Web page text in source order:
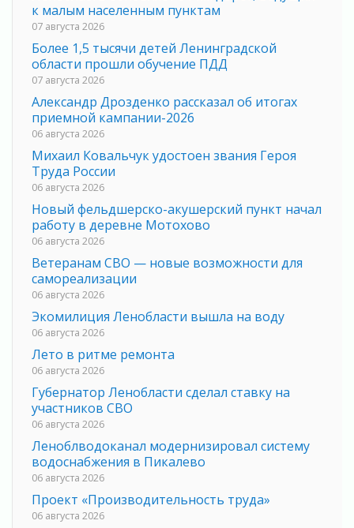
к малым населенным пунктам
07 августа 2026
Более 1,5 тысячи детей Ленинградской
области прошли обучение ПДД
07 августа 2026
Александр Дрозденко рассказал об итогах
приемной кампании-2026
06 августа 2026
Михаил Ковальчук удостоен звания Героя
Труда России
06 августа 2026
Новый фельдшерско-акушерский пункт начал
работу в деревне Мотохово
06 августа 2026
Ветеранам СВО — новые возможности для
самореализации
06 августа 2026
Экомилиция Ленобласти вышла на воду
06 августа 2026
Лето в ритме ремонта
06 августа 2026
Губернатор Ленобласти сделал ставку на
участников СВО
06 августа 2026
Леноблводоканал модернизировал систему
водоснабжения в Пикалево
06 августа 2026
Проект «Производительность труда»
06 августа 2026